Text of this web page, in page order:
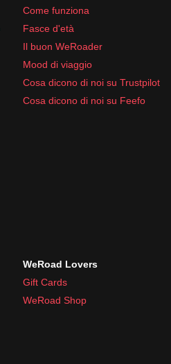
Come funziona
Fasce d'età
Il buon WeRoader
Mood di viaggio
Cosa dicono di noi su Trustpilot
Cosa dicono di noi su Feefo
WeRoad Lovers
Gift Cards
WeRoad Shop